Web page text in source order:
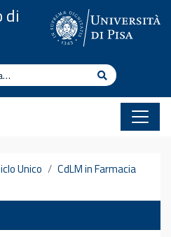
di
Cerca
Unico
CdLM in Farmacia